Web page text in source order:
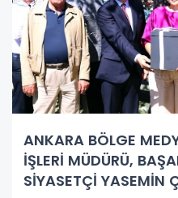
ANKARA BÖLGE
İŞLERİ MÜDÜRÜ,
SİYASETÇİ YASEMİN